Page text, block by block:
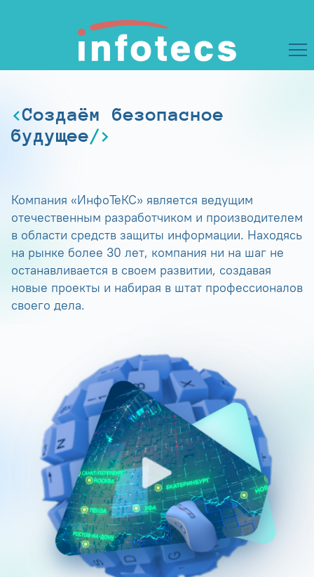
Создаём безопасное
будущее
Компания «ИнфоТеКС» является ведущим
отечественным разработчиком и производителем
в области средств защиты информации. Находясь
на рынке более 30 лет, компания ни на шаг не
останавливается в своем развитии, создавая
новые проекты и набирая в штат профессионалов
своего дела.